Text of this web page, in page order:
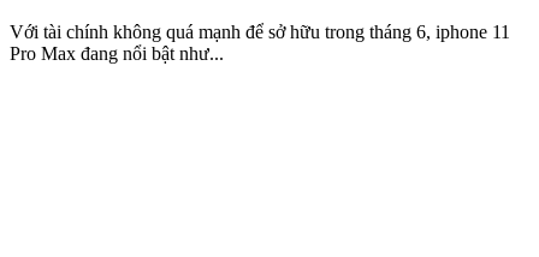
Với tài chính không quá mạnh để sở hữu trong tháng 6, iphone 11
Pro Max đang nổi bật như...